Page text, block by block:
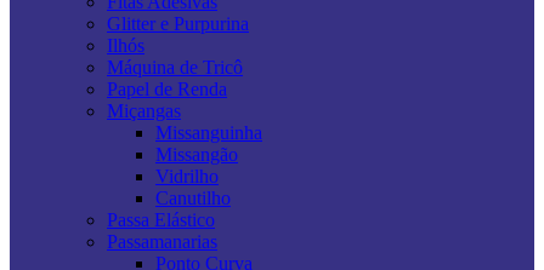
Glitter e Purpurina
Ilhós
Máquina de Tricô
Papel de Renda
Miçangas
Missanguinha
Missangão
Vidrilho
Canutilho
Passa Elástico
Passamanarias
Ponto Curva